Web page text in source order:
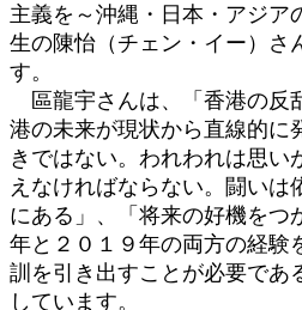
主義を～沖縄・日本・アジア
生の陳怡（チェン・イー）さ
す。
區龍宇さんは、「香港の反
港の未来が現状から直線的に
きではない。われわれは思い
えなければならない。闘いは
にある」、「将来の好機をつ
年と２０１９年の両方の経験
訓を引き出すことが必要であ
しています。